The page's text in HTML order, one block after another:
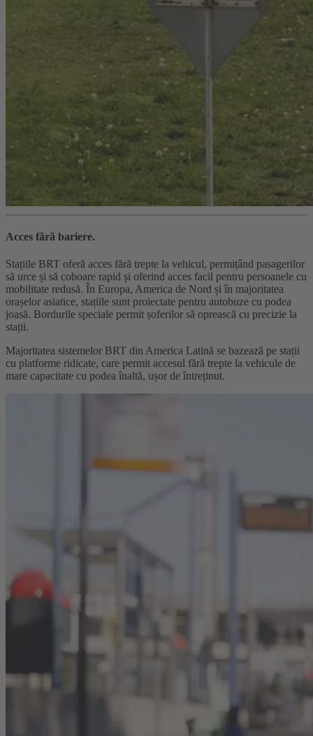
Acces fără bariere.
Stațiile BRT oferă acces fără trepte la vehicul, permițând pasagerilor
să urce și să coboare rapid și oferind acces facil pentru persoanele cu
mobilitate redusă. În Europa, America de Nord și în majoritatea
orașelor asiatice, stațiile sunt proiectate pentru autobuze cu podea
joasă. Bordurile speciale permit șoferilor să oprească cu precizie la
stații.
Majoritatea sistemelor BRT din America Latină se bazează pe stații
cu platforme ridicate, care permit accesul fără trepte la vehicule de
mare capacitate cu podea înaltă, ușor de întreținut.